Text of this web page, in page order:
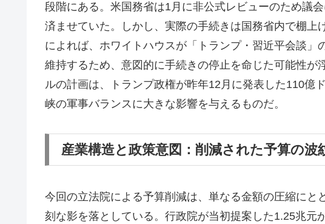
段階にある。米国務省は1月に非公式レビューのため議
済ませていた。しかし、実際の手続きは国務省内で棚上
によれば、ホワイトハウスが「トランプ・習近平会談」
維持するため、意図的に手続きの停止を命じた可能性が
ルの計画は、トランプ政権が昨年12月に発表した110億
峡の軍事バランスに大きな影響を与えるものだ。
産業構造と政策意図：削減された予算の波
今回の立法院による予算削減は、単なる金額の圧縮にと
刻な影を落としている。行政院が当初提案した1.25兆元